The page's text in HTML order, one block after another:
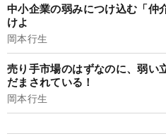
中小企業の弱みにつけ込む「仲
けよ
岡本行生
売り手市場のはずなのに、弱い
だまされている！
岡本行生